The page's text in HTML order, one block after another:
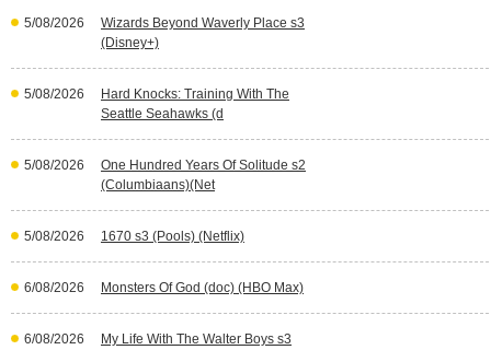
5/08/2026
Wizards Beyond Waverly Place s3
(Disney+)
5/08/2026
Hard Knocks: Training With The
Seattle Seahawks (d
5/08/2026
One Hundred Years Of Solitude s2
(Columbiaans)(Net
5/08/2026 1670 s3 (Pools) (Netflix)
6/08/2026 Monsters Of God (doc) (HBO Max)
6/08/2026
My Life With The Walter Boys s3